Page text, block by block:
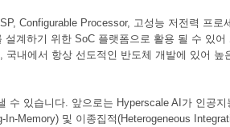
Configurable Processor, 고성능 저전력 프로
계하기 위한 SoC 플랫폼으로 활용 될 수 있어
내에서 항상 선도적인 반도체 개발에 있어 높
있습니다. 앞으로는 Hyperscale AI가 인공
Memory) 및 이종집적(Heterogeneous